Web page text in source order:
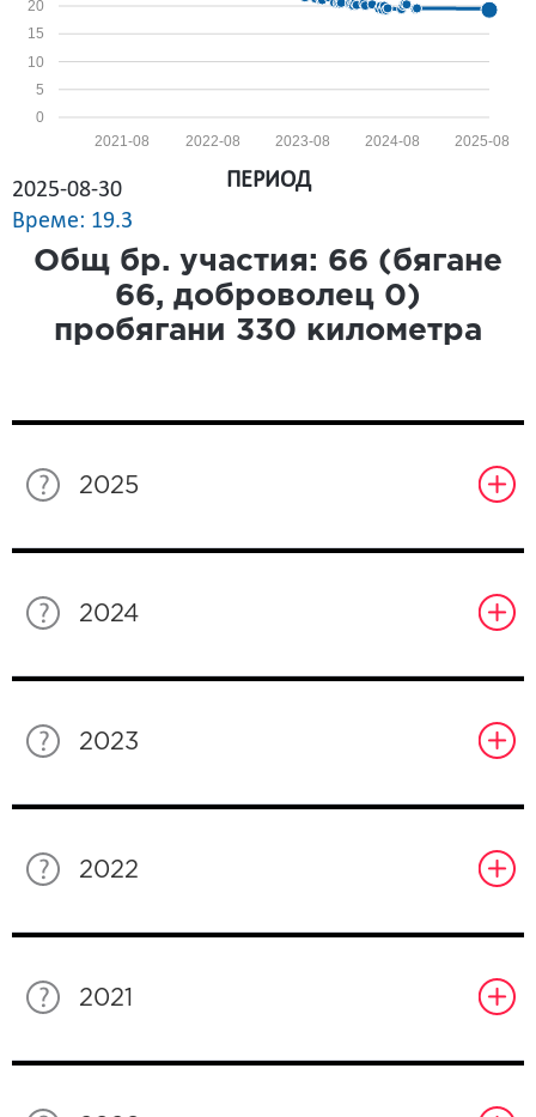
0
5
10
15
20
2025-08
2024-08
2023-08
2022-08
2021-08
2025-08-30
Време: 19.3
ПЕРИОД
Общ бр. участия: 66 (бягане
66, доброволец 0)
пробягани 330 километра
2025
2024
2023
2022
2021